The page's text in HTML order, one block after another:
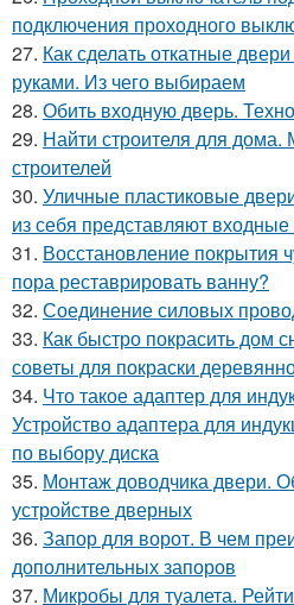
подключения проходного
27. Как сделать откатные
руками. Из чего выбираем
28. Обить входную дверь.
29. Найти строителя для дома.
строителей
30. Уличные пластиковые
из себя представляют
31. Восстановление покрытия
пора реставрировать ванну?
32. Соединение силовых
33. Как быстро покрасить дом
советы для покраски
34. Что такое адаптер для
Устройство адаптера для
по выбору диска
35. Монтаж доводчика двери.
устройстве дверных
36. Запор для ворот. В чем
дополнительных запоров
37. Микробы для туалета.